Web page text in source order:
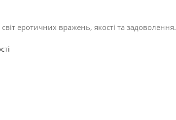
еротичних вражень, якості та задоволення.